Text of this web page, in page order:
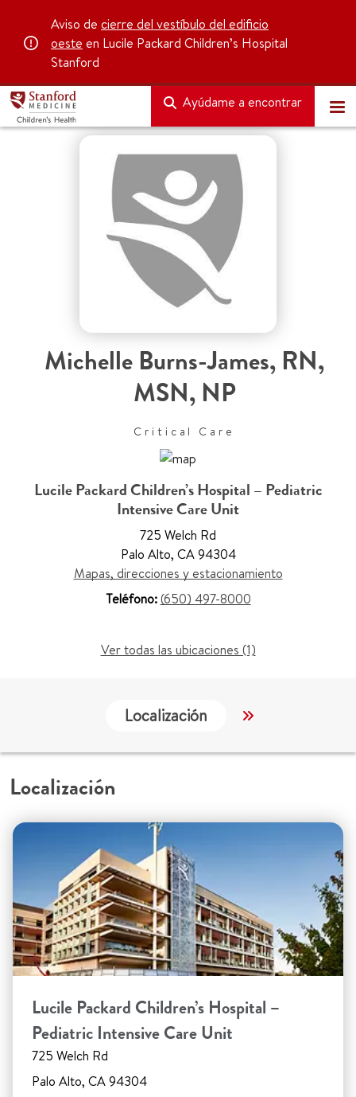
Aviso de cierre del vestíbulo del edificio
oeste en Lucile Packard Children’s Hospital
Stanford
Ayúdame a encontrar
Michelle Burns-James, RN,
MSN, NP
Critical Care
Lucile Packard Children’s Hospital – Pediatric
Intensive Care Unit
725 Welch Rd
Palo Alto, CA 94304
Mapas, direcciones y estacionamiento
Teléfono:(650) 497-8000
Ver todas las ubicaciones (1)
Localización Trabajo y
Localización
Lucile Packard Children’s Hospital –
Pediatric Intensive Care Unit
725 Welch Rd
Palo Alto, CA 94304